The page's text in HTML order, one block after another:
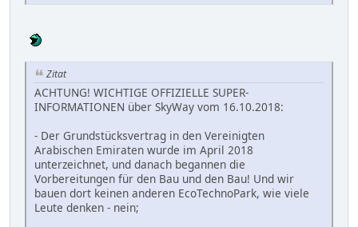
Zitat
ACHTUNG! WICHTIGE OFFIZIELLE SUPER-
INFORMATIONEN über SkyWay vom 16.10.2018:
- Der Grundstücksvertrag in den Vereinigten
Arabischen Emiraten wurde im April 2018
unterzeichnet, und danach begannen die
Vorbereitungen für den Bau und den Bau! Und wir
bauen dort keinen anderen EcoTechnoPark, wie viele
Leute denken - nein;